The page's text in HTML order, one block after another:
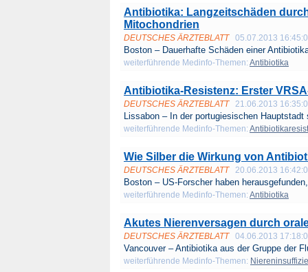
Antibiotika: Langzeitschäden
Mitochondrien
DEUTSCHES ÄRZTEBLATT 05.07.2013
Boston – Dauerhafte Schäden einer
weiterführende Medinfo-Themen: Antibiotika
Antibiotika-Resistenz: Erster
DEUTSCHES ÄRZTEBLATT 21.06.2013
Lissabon – In der portugiesischen Hauptstadt
weiterführende Medinfo-Themen:
Wie Silber die Wirkung von
DEUTSCHES ÄRZTEBLATT 20.06.2013
Boston – US-Forscher haben
weiterführende Medinfo-Themen: Antibiotika
Akutes Nierenversagen durch
DEUTSCHES ÄRZTEBLATT 04.06.2013
Vancouver – Antibiotika aus der Gruppe der
weiterführende Medinfo-Themen: